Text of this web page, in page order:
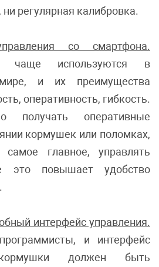
регулярная калибровка.
со смартфона.
чаще используются в
мире, и их преимущества
оперативность, гибкость.
оперативные
кормушек или поломках,
самое главное, управлять
это повышает удобство
интерфейс управления.
и интерфейс
должен быть